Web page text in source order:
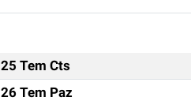
25 Tem Cts
26 Tem Paz